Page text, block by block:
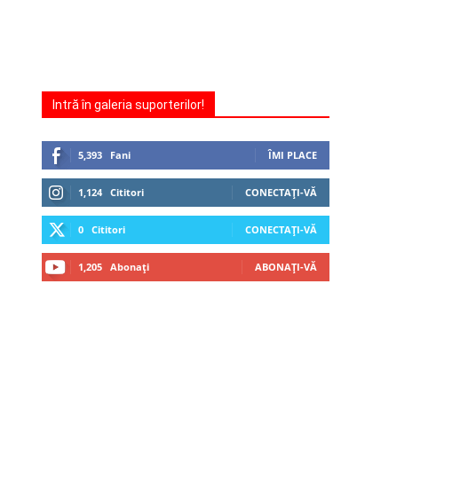
Intră în galeria suporterilor!
5,393 Fani ÎMI PLACE
1,124 Cititori CONECTAȚI-VĂ
0 Cititori CONECTAȚI-VĂ
1,205 Abonați ABONAȚI-VĂ